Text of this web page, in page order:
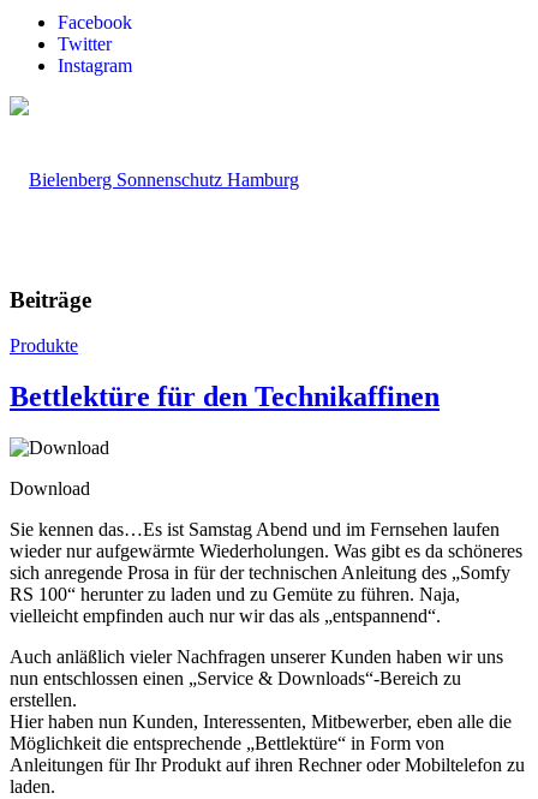
Facebook
Twitter
Instagram
Beiträge
Produkte
Bettlektüre für den Technikaffinen
Download
Sie kennen das…Es ist Samstag Abend und im Fernsehen laufen
wieder nur aufgewärmte Wiederholungen. Was gibt es da schöneres
sich anregende Prosa in für der technischen Anleitung des „Somfy
RS 100“ herunter zu laden und zu Gemüte zu führen. Naja,
vielleicht empfinden auch nur wir das als „entspannend“.
Auch anläßlich vieler Nachfragen unserer Kunden haben wir uns
nun entschlossen einen „Service & Downloads“-Bereich zu
erstellen.
Hier haben nun Kunden, Interessenten, Mitbewerber, eben alle die
Möglichkeit die entsprechende „Bettlektüre“ in Form von
Anleitungen für Ihr Produkt auf ihren Rechner oder Mobiltelefon zu
laden.